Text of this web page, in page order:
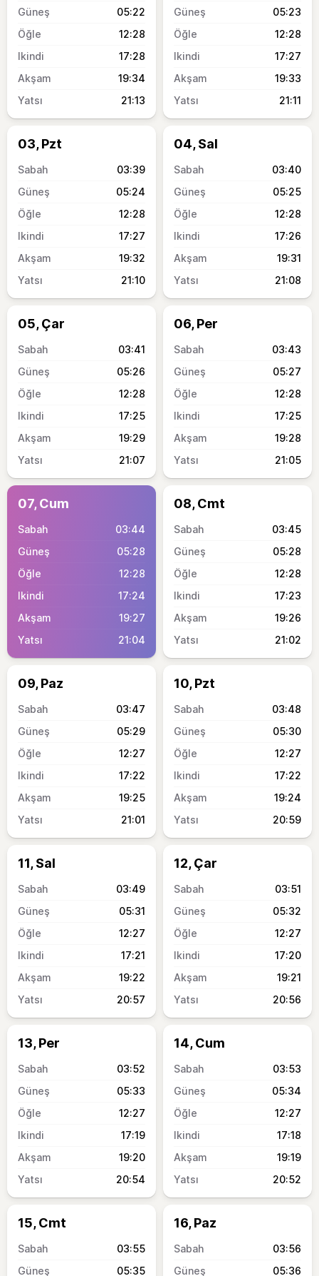
05:22
12:28
17:28
19:34
21:13
05:23
12:28
17:27
19:33
21:11
03, Pzt
03:39
05:24
12:28
17:27
19:32
21:10
04, Sal
03:40
05:25
12:28
17:26
19:31
21:08
05, Çar
03:41
05:26
12:28
17:25
19:29
21:07
06, Per
03:43
05:27
12:28
17:25
19:28
21:05
07, Cum
03:44
05:28
12:28
17:24
19:27
21:04
08, Cmt
03:45
05:28
12:28
17:23
19:26
21:02
09, Paz
03:47
05:29
12:27
17:22
19:25
21:01
10, Pzt
03:48
05:30
12:27
17:22
19:24
20:59
11, Sal
03:49
05:31
12:27
17:21
19:22
20:57
12, Çar
03:51
05:32
12:27
17:20
19:21
20:56
13, Per
03:52
05:33
12:27
17:19
19:20
20:54
14, Cum
03:53
05:34
12:27
17:18
19:19
20:52
15, Cmt
03:55
05:35
16, Paz
03:56
05:36